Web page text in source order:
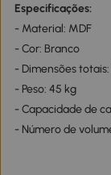
Especificações:
- Material: MDF
- Cor: Branco
- Dimensões
- Peso: 45 kg
- Capacidade de
- Número de